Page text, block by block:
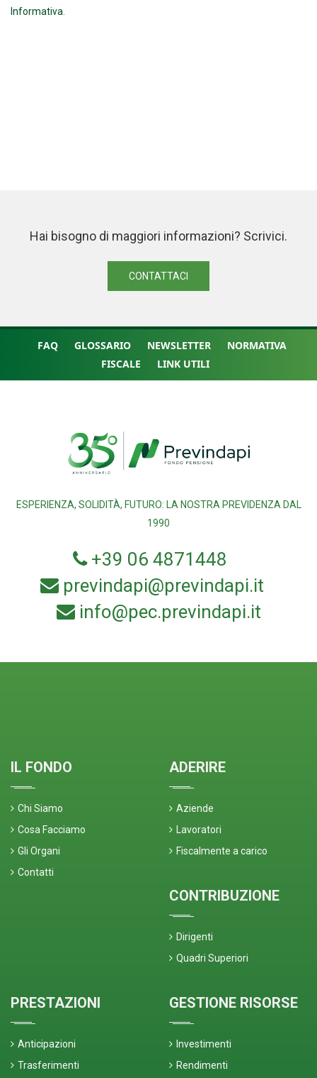
Informativa.
Hai bisogno di maggiori informazioni? Scrivici.
CONTATTACI
FAQ GLOSSARIO NEWSLETTER
NORMATIVA
FISCALE
LINK UTILI
ESPERIENZA, SOLIDITÀ, FUTURO: LA NOSTRA PREVIDENZA DAL
1990
+39 06 4871448
previndapi@previndapi.it
info@pec.previndapi.it
IL FONDO
Chi Siamo
Cosa Facciamo
Gli Organi
Contatti
ADERIRE
Aziende
Lavoratori
Fiscalmente a carico
CONTRIBUZIONE
Dirigenti
Quadri Superiori
PRESTAZIONI
Anticipazioni
Trasferimenti
GESTIONE RISORSE
Investimenti
Rendimenti